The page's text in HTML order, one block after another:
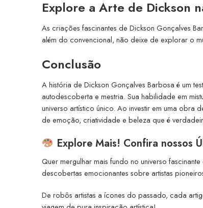
Explore a Arte de Dickson
As criações fascinantes de Dickson Gonçalves
além do convencional, não deixe de explorar o
Conclusão
A história de Dickson Gonçalves Barbosa é um
autodescoberta e mestria. Sua habilidade em
universo artístico único. Ao investir em uma obra
de emoção, criatividade e beleza que é
Explore Mais! Confira nossos
Quer mergulhar mais fundo no universo
descobertas emocionantes sobre artistas
De robôs artistas a ícones do passado, cada